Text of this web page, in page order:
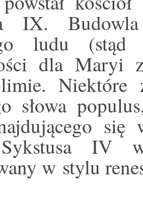
IX.
ludu
dla Maryi
Niektóre
słowa
IV
w stylu